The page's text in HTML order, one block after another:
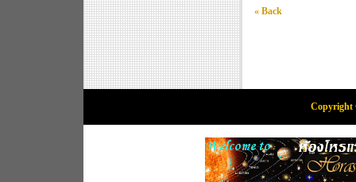
« Back
Copyright